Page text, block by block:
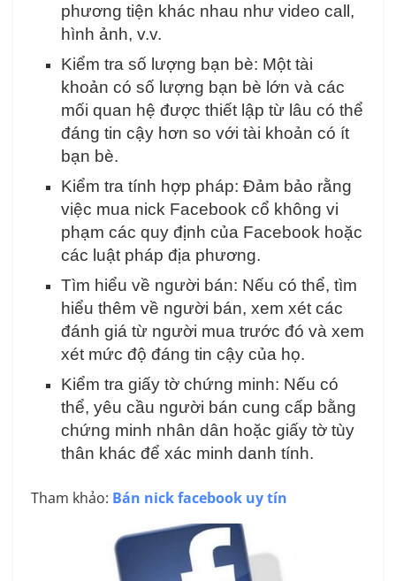
phương tiện khác nhau như video call,
hình ảnh, v.v.
Kiểm tra số lượng bạn bè: Một tài
khoản có số lượng bạn bè lớn và các
mối quan hệ được thiết lập từ lâu có thể
đáng tin cậy hơn so với tài khoản có ít
bạn bè.
Kiểm tra tính hợp pháp: Đảm bảo rằng
việc mua nick Facebook cổ không vi
phạm các quy định của Facebook hoặc
các luật pháp địa phương.
Tìm hiểu về người bán: Nếu có thể, tìm
hiểu thêm về người bán, xem xét các
đánh giá từ người mua trước đó và xem
xét mức độ đáng tin cậy của họ.
Kiểm tra giấy tờ chứng minh: Nếu có
thể, yêu cầu người bán cung cấp bằng
chứng minh nhân dân hoặc giấy tờ tùy
thân khác để xác minh danh tính.
Tham khảo: Bán nick facebook uy tín